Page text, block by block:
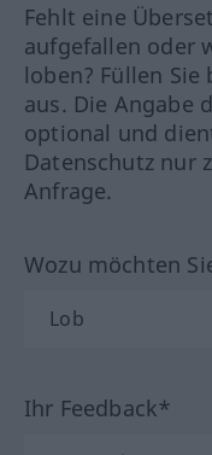
Fehlt eine
aufgefallen oder
loben? Füllen
aus. Die Angabe
optional und
Datenschutz nur
Anfrage.
Wozu möchten
Ihr Feedback*